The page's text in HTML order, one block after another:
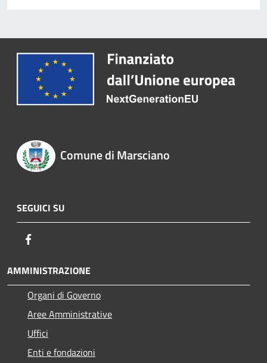
Comune di Marsciano
SEGUICI SU
AMMINISTRAZIONE
Organi di Governo
Aree Amministrative
Uffici
Enti e fondazioni